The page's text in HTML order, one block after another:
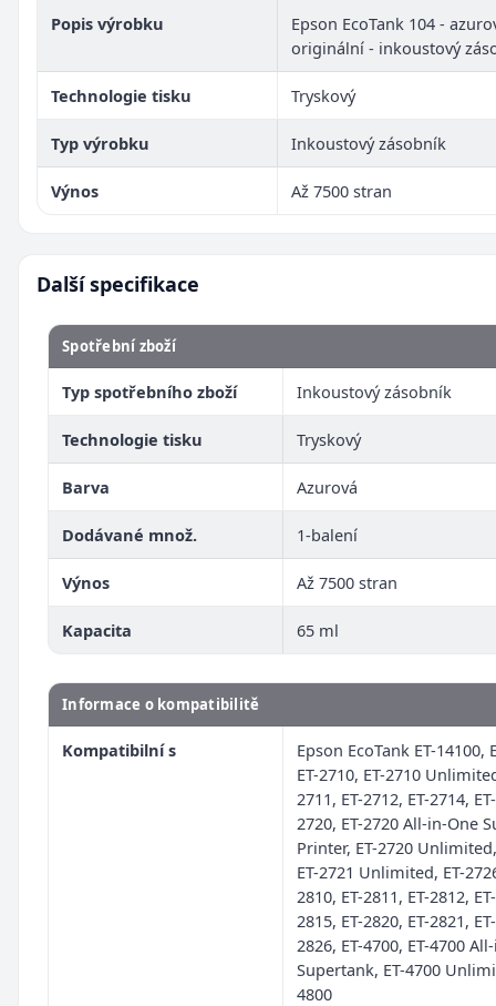
Popis výrobku
Epson EcoTank 104 -
originální - inkoustový
Technologie tisku Tryskový
Typ výrobku Inkoustový zásobník
Výnos Až 7500 stran
Další specifikace
Spotřební zboží
Typ spotřebního zboží Inkoustový zásobník
Technologie tisku Tryskový
Barva Azurová
Dodávané množ. 1-balení
Výnos Až 7500 stran
Kapacita 65 ml
Informace o kompatibilitě
Kompatibilní s
Epson EcoTank ET-14100,
ET-2710, ET-2710
2711, ET-2712, ET-2714,
2720, ET-2720 All-in-One
Printer, ET-2720
ET-2721 Unlimited, ET-
2810, ET-2811, ET-2812,
2815, ET-2820, ET-2821,
2826, ET-4700, ET-4700
Supertank, ET-4700
4800